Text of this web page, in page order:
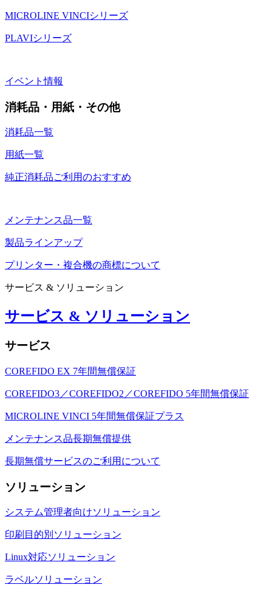
MICROLINE VINCIシリーズ
PLAVIシリーズ
イベント情報
消耗品・用紙・その他
消耗品一覧
用紙一覧
純正消耗品ご利用のおすすめ
メンテナンス品一覧
製品ラインアップ
プリンター・複合機の商標について
サービス & ソリューション
サービス & ソリューション
サービス
COREFIDO EX 7年間無償保証
COREFIDO3／COREFIDO2／COREFIDO 5年間無償保証
MICROLINE VINCI 5年間無償保証プラス
メンテナンス品長期無償提供
長期無償サービスのご利用について
ソリューション
システム管理者向けソリューション
印刷目的別ソリューション
Linux対応ソリューション
ラベルソリューション